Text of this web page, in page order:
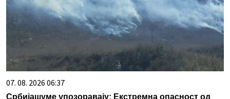
07. 08. 2026 06:37
Србијашуме упозоравају: Екстремна опасност од